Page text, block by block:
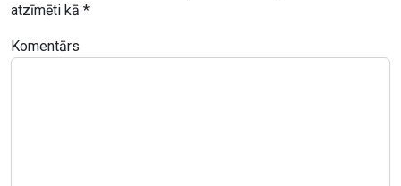
atzīmēti kā *
Komentārs